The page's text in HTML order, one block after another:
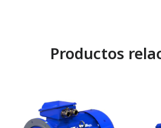
Productos